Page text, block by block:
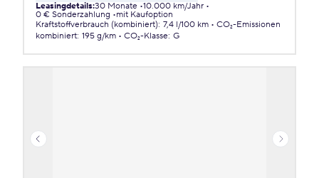
Leasingdetails:30 Monate 10.000 km/Jahr
0 € Sonderzahlung
mit Kaufoption
Kraftstoffverbrauch (kombiniert): 7,4 l/100 km
CO₂-Emissionen
kombiniert: 195 g/km CO₂-Klasse: G